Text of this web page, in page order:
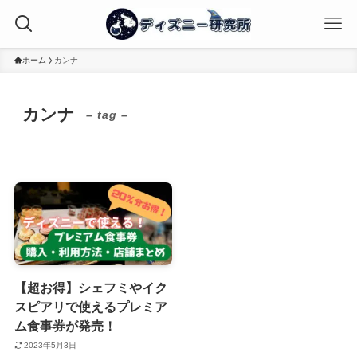
ホーム カンナ
カンナ – tag –
【超お得】シェフミやイク
スピアリで使えるプレミア
ム食事券が発売！
2023年5月3日